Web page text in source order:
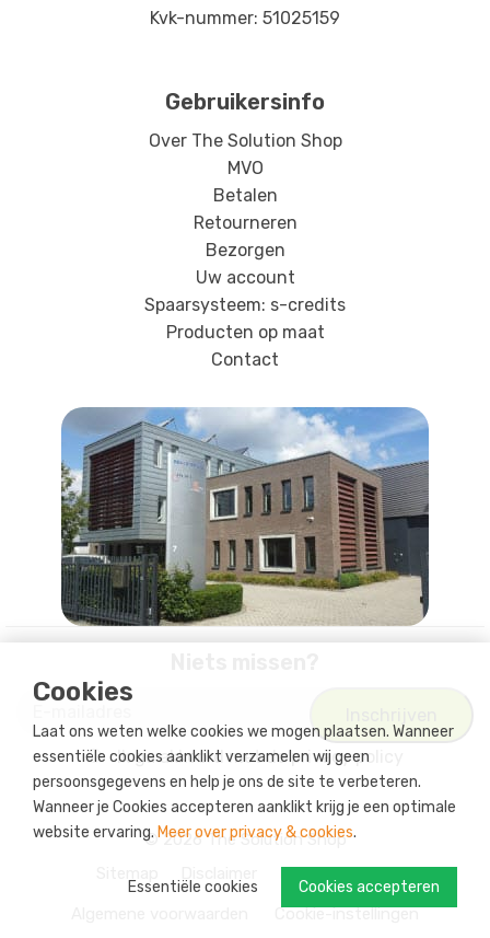
Cookies
Laat ons weten welke cookies we mogen plaatsen. Wanneer
essentiële cookies aanklikt verzamelen wij geen
persoonsgegevens en help je ons de site te verbeteren.
Wanneer je Cookies accepteren aanklikt krijg je een optimale
website ervaring. Meer over privacy & cookies.
Cookies accepteren
Essentiële cookies
Kvk-nummer: 51025159
Gebruikersinfo
Over The Solution Shop
MVO
Betalen
Retourneren
Bezorgen
Uw account
Spaarsysteem: s-credits
Producten op maat
Contact
Ik ga akkoord metde privacy policy
© 2026 The Solution Shop
Privacy Policy
Cookie-instellingen